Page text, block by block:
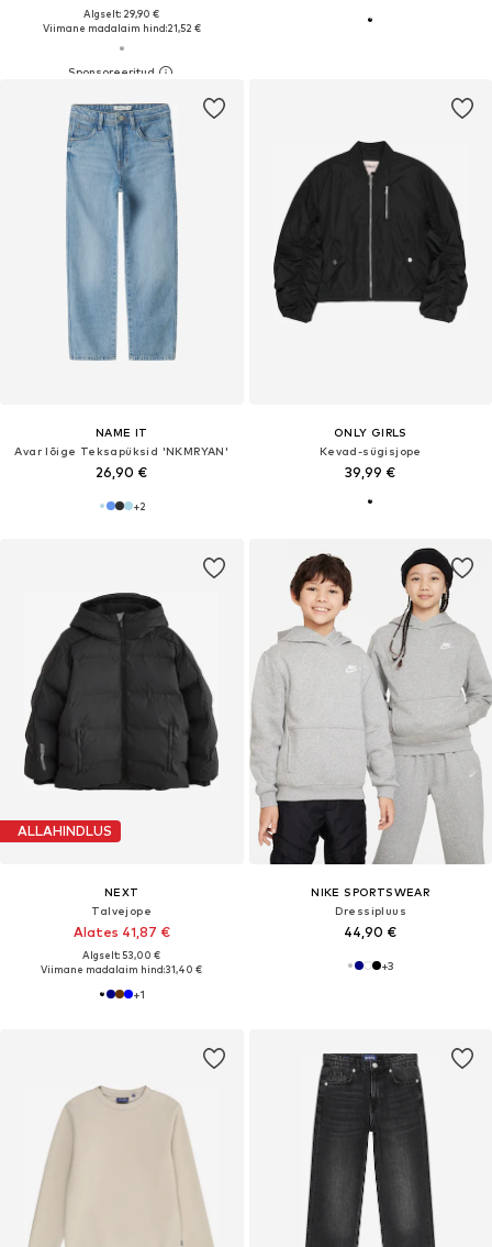
Algselt: 29,90 €
Viimane madalaim hind:21,52 €
NAME IT
Avar lõige Teksapüksid 'NKMRYAN'
26,90 €
+2
ONLY GIRLS
Kevad-sügisjope
39,99 €
ALLAHINDLUS
NEXT
Talvejope
Alates 41,87 €
Algselt: 53,00 €
Viimane madalaim hind:31,40 €
+1
NIKE SPORTSWEAR
Dressipluus
44,90 €
+3